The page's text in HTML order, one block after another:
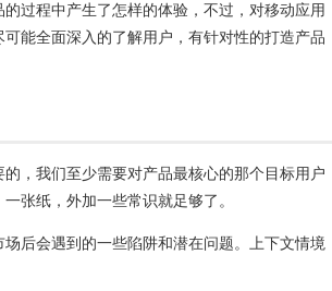
过程中产生了怎样的体验，不过，对移动应用
能全面深入的了解用户，有针对性的打造产品
，我们至少需要对产品最核心的那个目标用户
张纸，外加一些常识就足够了。
后会遇到的一些陷阱和潜在问题。上下文情境